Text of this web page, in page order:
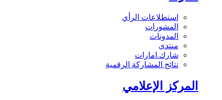
استطلاعات الرأي
المشورات
المدونات
منتدى
شارك.امارات
نتائج المشاركة الرقمية
المركز الإعلامي